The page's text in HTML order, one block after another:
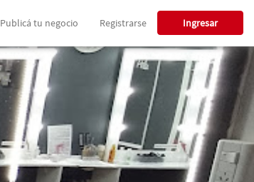
Publicá tu negocio Registrarse Ingresar